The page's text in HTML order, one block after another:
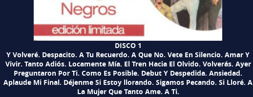
DISCO 1
Y Volveré. Despacito. A Tu Recuerdo. A Que No. Vete En Silencio. Amar Y
Vivir. Tanto Adiós. Locamente Mía. El Tren Hacia El Olvido. Volverás. Ayer
Preguntaron Por Ti. Como Es Posible. Debut Y Despedida. Ansiedad.
Aplaude Mi Final. Déjenme Si Estoy llorando. Sigamos Pecando. Si Lloré. A
La Mujer Que Tanto Ame. A Ti.